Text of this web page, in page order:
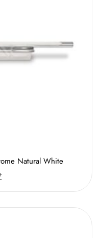
Natural White